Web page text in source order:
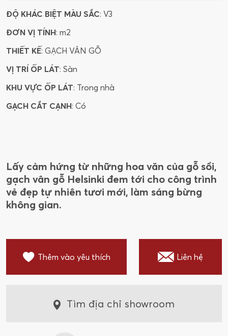
ĐỘ KHÁC BIỆT MÀU SẮC: V3
ĐƠN VỊ TÍNH: m2
THIẾT KẾ: GẠCH VÂN GỖ
VỊ TRÍ ỐP LÁT: Sàn
KHU VỰC ỐP LÁT: Trong nhà
GẠCH CẮT CẠNH: Có
Lấy cảm hứng từ những hoa văn của gỗ sồi,
gạch vân gỗ Helsinki đem tới cho công trình
vẻ đẹp tự nhiên tươi mới, làm sáng bừng
không gian.
Thêm vào yêu thích Liên hệ
Tìm địa chỉ showroom